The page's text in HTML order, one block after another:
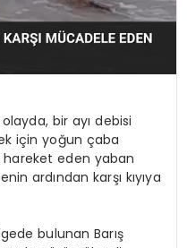
bir ayı debisi
için yoğun çaba
hareket eden yaban
ardından karşı kıyıya
bulunan Barış